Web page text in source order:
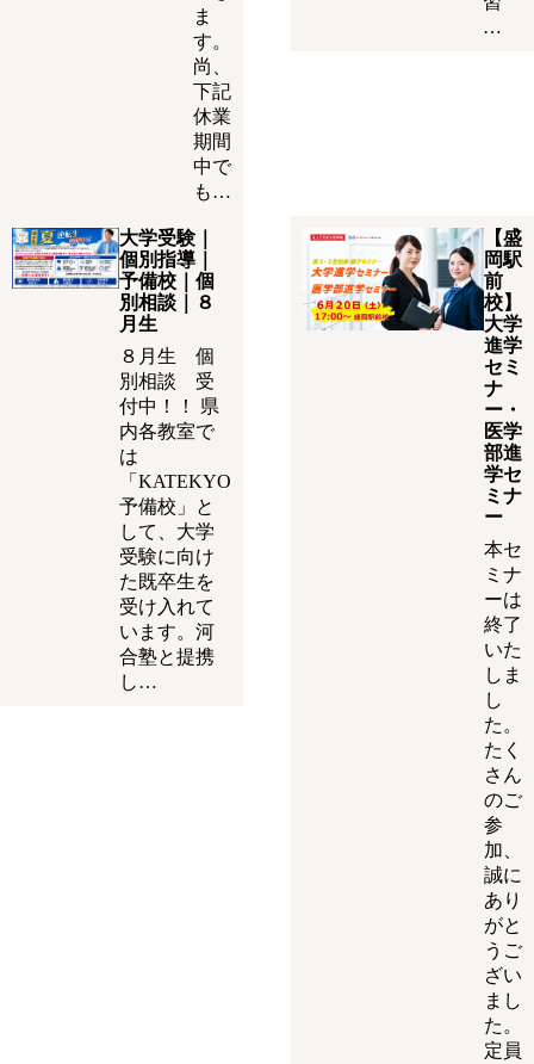
ま
す。
尚、
下記
休業
期間
中で
も…
…
大学受験｜
個別指導｜
予備校｜個
別相談｜８
月生
８月生 個
別相談 受
付中！！ 県
内各教室で
は
「KATEKYO
予備校」と
して、大学
受験に向け
た既卒生を
受け入れて
います。河
合塾と提携
し…
【盛
岡駅
前
校】
大学
進学
セミ
ナ
ー・
医学
部進
学セ
ミナ
ー
本セ
ミナ
ーは
終了
いた
しま
し
た。
たく
さん
のご
参
加、
誠に
あり
がと
うご
ざい
まし
た。
定員